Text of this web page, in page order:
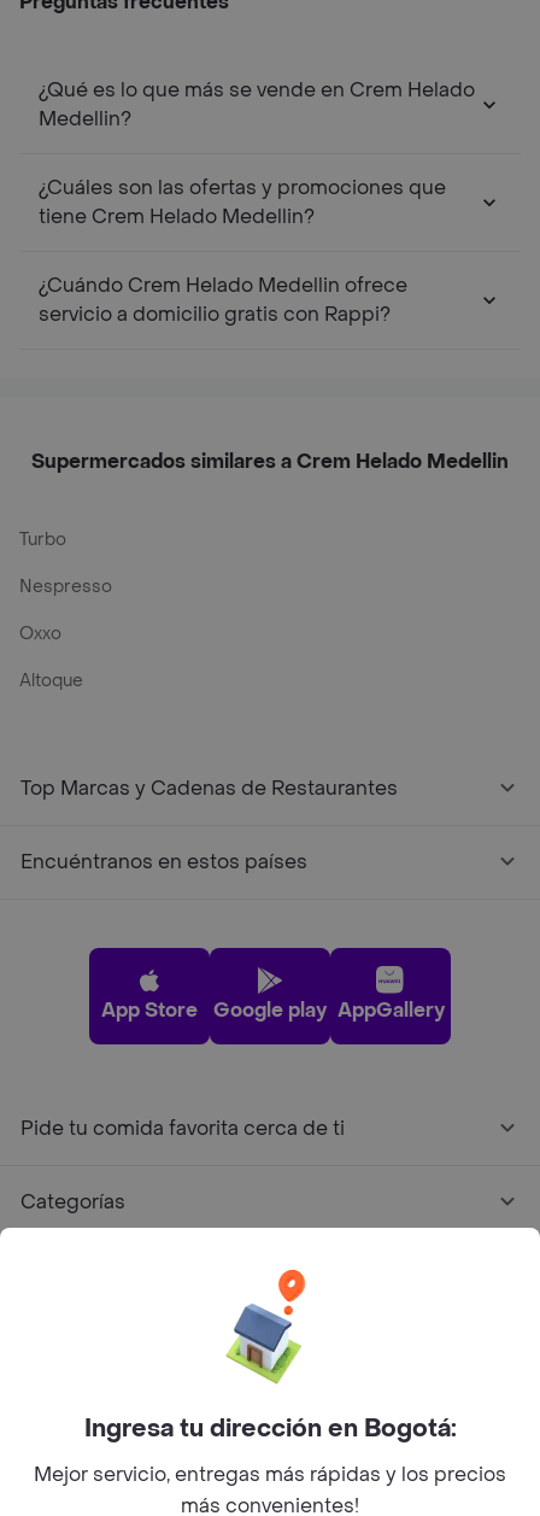
¿Qué es lo que más se vende en Crem Helado
Medellin?
¿Cuáles son las ofertas y promociones que
tiene Crem Helado Medellin?
¿Cuándo Crem Helado Medellin ofrece
servicio a domicilio gratis con Rappi?
Supermercados similares a Crem Helado Medellin
Turbo
Nespresso
Oxxo
Altoque
Top Marcas y Cadenas de Restaurantes
Encuéntranos en estos países
App Store Google play AppGallery
Pide tu comida favorita cerca de ti
Categorías
Facebook
Twitter
Instagram
©2026Rappi Inc. All rights reserved.
Ingresa tu dirección en Bogotá:
Mejor servicio, entregas más rápidas y los precios
más convenientes!